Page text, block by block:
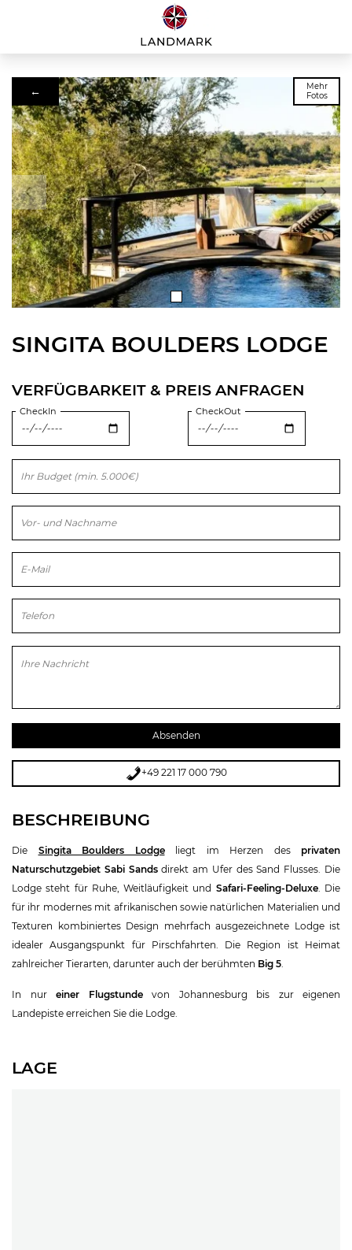
←
Mehr
Fotos
SINGITA BOULDERS LODGE
VERFÜGBARKEIT & PREIS ANFRAGEN
CheckIn CheckOut
Bitte lasse dieses Feld leer.
Bitte lasse dieses Feld leer.
+49 221 17 000 790
BESCHREIBUNG
Die Singita Boulders Lodgeliegt im Herzen des privaten
Naturschutzgebiet Sabi Sandsdirekt am Ufer des Sand Flusses. Die
Lodge steht für Ruhe, Weitläufigkeit und Safari-Feeling-Deluxe. Die
für ihr modernes mit afrikanischen sowie natürlichen Materialien und
Texturen kombiniertes Design mehrfach ausgezeichnete Lodge ist
idealer Ausgangspunkt für Pirschfahrten. Die Region ist Heimat
zahlreicher Tierarten, darunter auch der berühmten Big 5
In nur einer Flugstundevon Johannesburg bis zur eigenen
Landepiste erreichen Sie die Lodge.
LAGE